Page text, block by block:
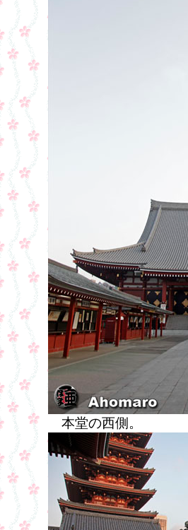
本堂の西側。